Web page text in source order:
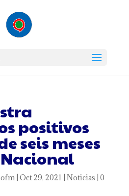
positivos
seis meses
| Oct 29, 2021 Noticias 0